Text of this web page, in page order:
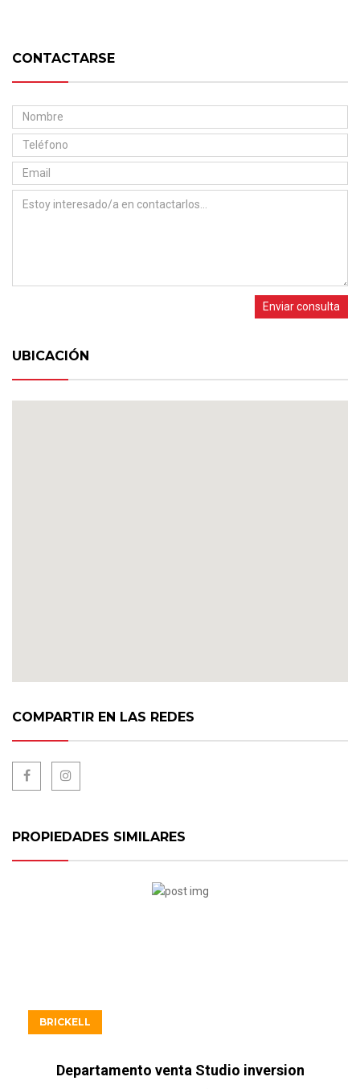
CONTACTARSE
Enviar consulta
UBICACIÓN
COMPARTIR EN LAS REDES
PROPIEDADES SIMILARES
BRICKELL
Departamento venta Studio inversion
en Brickell Miami